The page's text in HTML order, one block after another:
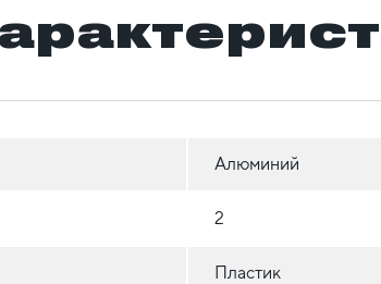
Алюминий
2
Пластик